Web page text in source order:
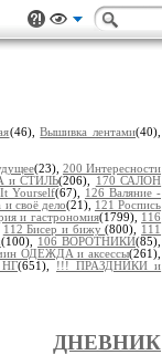
(46),Вышивка лентами(40),
(23), 200 Интересности
и СТИЛЬ(206),
170 САЛОН
Yourself(67), 126 Валяние -
и своё дело(21), 121 Роспись
и гастрономия(1799), 116
112 Бисер и бижу(800), 111
(100), 106 ВОРОТНИКИ(85),
ОДЕЖДА и аксессы(261),
НГ(651), !!! ПРАЗДНИКИ и
ДНЕВНИК